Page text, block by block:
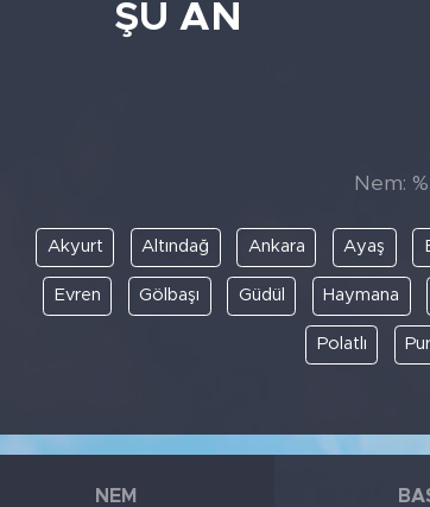
ŞU AN
Nem:
Akyurt Altındağ Ankara Ayaş
Evren Gölbaşı Güdül Haymana
Polatlı
NEM